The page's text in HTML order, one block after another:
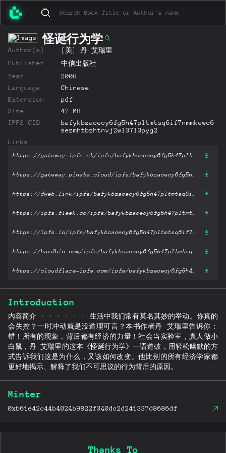
怪诞行为学
Author(s)
[美] 丹·艾瑞里
Publisher
中信出版社
Year
2008
Language
Chinese
Extension
pdf
Size
47 MB
IPFS CID
bafykbzacecy6fg5h47pltmtsq6if7nmmkewc6
sezmhtbzhtnvj2wl37l3pyg2
Links
Introduction
内容简介 · · · · · · 生活中我们常有莫名其妙的举动。你真的
会失控？一时冲动就是没道理可言？本书作者丹·艾瑞里告诉你：
错！所有的现象，背后都有经济的力量！社会当实验室，真人做小
白鼠，丹·艾瑞里的这本《怪诞行为学》一语道破，用轻松幽默的方
式告诉我们这是为什么，又该如何改变。他比别的所有经济学家都
更好地揭示、解释了我们不可思议的行为背后的原因。
Minter
0xb61e42c44b4024b9822f340dc2d241337d8686df
Thanks To